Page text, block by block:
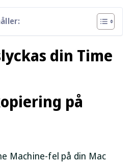
din Time
på
Machine-fel på din Mac